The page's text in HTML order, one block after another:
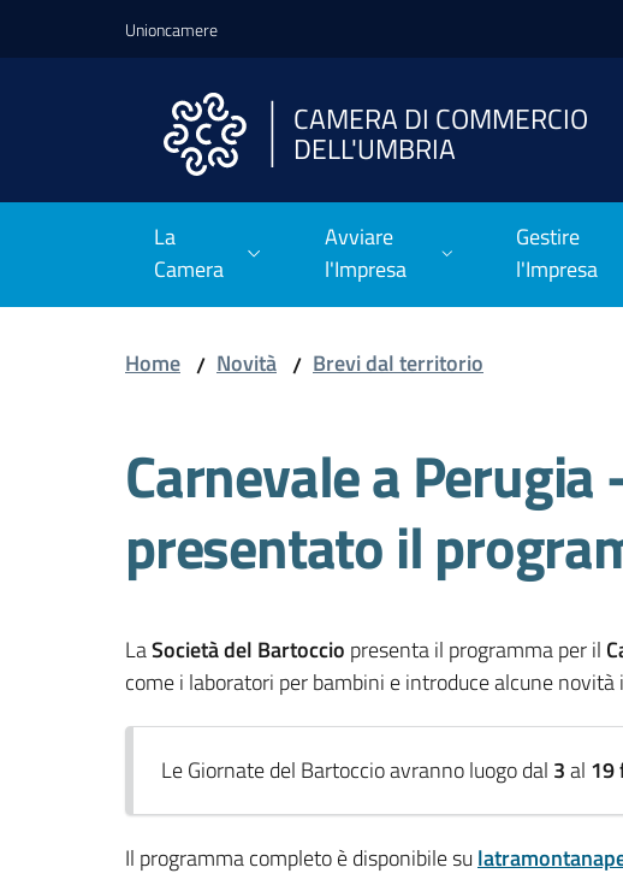
Vai al contenuto
Vai alla navigazione
Unioncamere
CAMERA DI COMMERCIO
DELL'UMBRIA
La
Camera
Avviare
l'Impresa
Gestire
l'Impresa
Home / Novità / Brevi dal territorio
Carnevale a
presentato il
LaSocietà del Bartoccio presenta il programma per il
come i laboratori per bambini e introduce alcune
Le Giornate del Bartoccio avranno luogo dal 3al 19
Il programma completo è disponibile su